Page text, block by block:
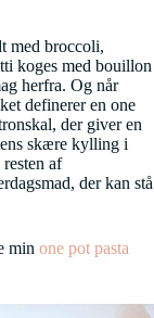
med broccoli,
koges med bouillon
herfra. Og når
definerer en one
der giver en
skære kylling i
af
der kan stå
min one pot pasta